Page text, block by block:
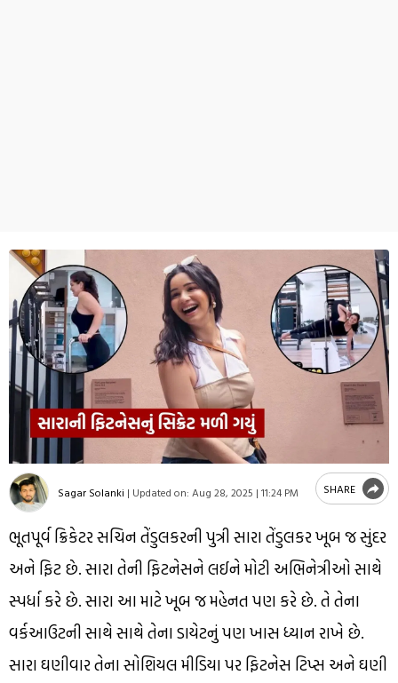
Sagar Solanki | Updated on: Aug 28, 2025 | 11:24 PM SHARE
ભૂતપૂર્વ ક્રિકેટર સચિન તેંડુલકરની પુત્રી સારા તેંડુલકર ખૂબ જ સુંદર
અને ફિટ છે. સારા તેની ફિટનેસને લઈને મોટી અભિનેત્રીઓ સાથે
સ્પર્ધા કરે છે. સારા આ માટે ખૂબ જ મહેનત પણ કરે છે. તે તેના
વર્કઆઉટની સાથે સાથે તેના ડાયેટનું પણ ખાસ ધ્યાન રાખે છે.
સારા ઘણીવાર તેના સોશિયલ મીડિયા પર ફિટનેસ ટિપ્સ અને ઘણી